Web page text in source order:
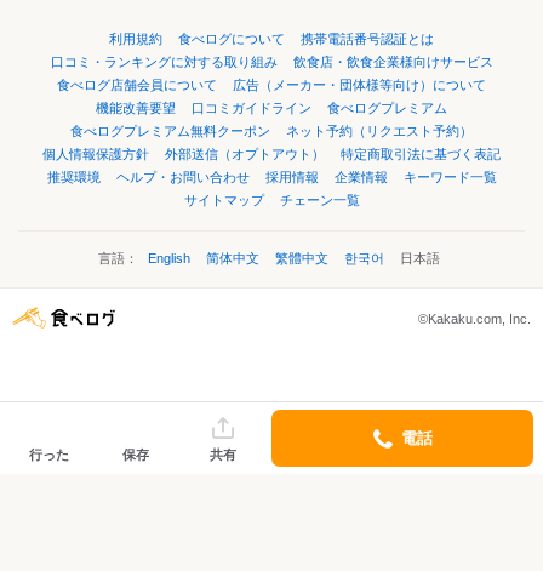
利用規約 食べログについて
携帯電話番号認証とは
口コミ・ランキングに対する取り組み
飲食店・飲食企業様向けサービス
食べログ店舗会員について
広告（メーカー・団体様等向け）について
機能改善要望
口コミガイドライン
食べログプレミアム
食べログプレミアム無料クーポン
ネット予約（リクエスト予約）
個人情報保護方針
外部送信（オプトアウト）
特定商取引法に基づく表記
推奨環境
ヘルプ・お問い合わせ 採用情報 企業情報
キーワード一覧
サイトマップ
チェーン一覧
言語： English 简体中文 繁體中文 한국어 日本語
©Kakaku.com, Inc.
行った 保存 共有
電話